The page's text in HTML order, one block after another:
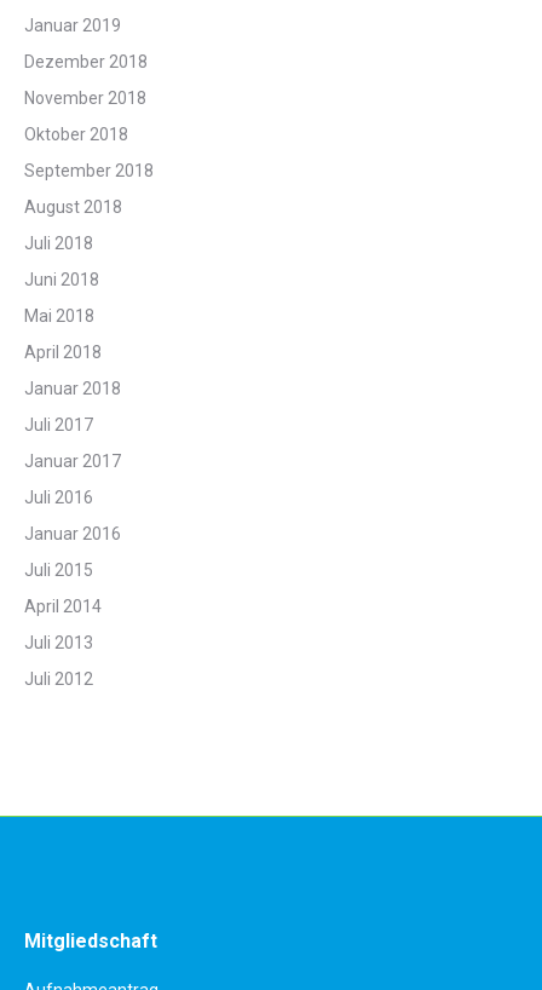
Januar 2019
Dezember 2018
November 2018
Oktober 2018
September 2018
August 2018
Juli 2018
Juni 2018
Mai 2018
April 2018
Januar 2018
Juli 2017
Januar 2017
Juli 2016
Januar 2016
Juli 2015
April 2014
Juli 2013
Juli 2012
Mitgliedschaft